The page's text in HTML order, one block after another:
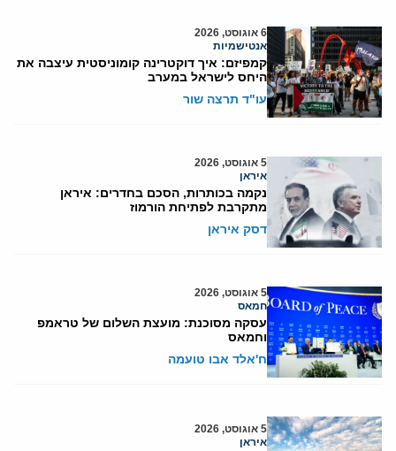
6 אוגוסט, 2026
אנטישמיות
קמפיזם: איך דוקטרינה קומוניסטית עיצבה את
היחס לישראל במערב
עו"ד תרצה שור
5 אוגוסט, 2026
איראן
נקמה בכותרות, הסכם בחדרים: איראן
מתקרבת לפתיחת הורמוז
דסק איראן
5 אוגוסט, 2026
חמאס
עסקה מסוכנת: מועצת השלום של טראמפ
וחמאס
ח'אלד אבו טועמה
5 אוגוסט, 2026
איראן